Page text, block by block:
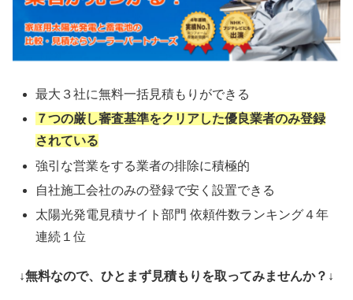
最大３社に無料一括見積もりができる
７つの厳し審査基準をクリアした優良業者のみ登録
されている
強引な営業をする業者の排除に積極的
自社施工会社のみの登録で安く設置できる
太陽光発電見積サイト部門 依頼件数ランキング４年
連続１位
↓無料なので、ひとまず見積もりを取ってみませんか？↓